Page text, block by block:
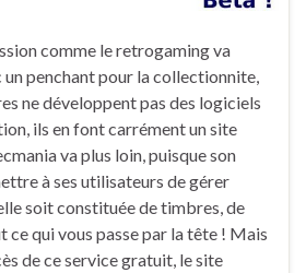
comme le retrogaming va
penchant pour la collectionnite,
ne développent pas des logiciels
ils en font carrément un site
va plus loin, puisque son
à ses utilisateurs de gérer
soit constituée de timbres, de
ce qui vous passe par la tête ! Mais
de ce service gratuit, le site